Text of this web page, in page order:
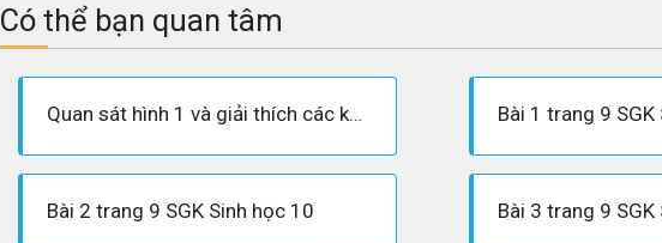
Có thể bạn quan tâm
Quan sát hình 1 và giải thích các khái niệm cơ bản: Mô, cơ quan, cơ thể, quần thể, quần xã, hệ sinh thái. Bài 1 trang 9
Bài 2 trang 9 SGK Sinh học 10 Bài 3 trang 9